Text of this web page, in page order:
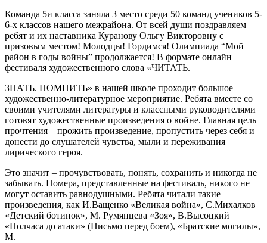
Команда 5и класса заняла 3 место среди 50 команд учеников 5-
6-х классов нашего межрайона. От всей души поздравляем
ребят и их наставника Куранову Ольгу Викторовну с
призовым местом! Молодцы! Гордимся! Олимпиада “Мой
район в годы войны” продолжается! В формате онлайн
фестиваля художественного слова «ЧИТАТЬ.
ЗНАТЬ. ПОМНИТЬ» в нашей школе проходит большое
художественно-литературное мероприятие. Ребята вместе со
своими учителями литературы и классными руководителями
готовят художественные произведения о войне. Главная цель
прочтения – прожить произведение, пропустить через себя и
донести до слушателей чувства, мыли и переживания
лирического героя.
Это значит – прочувствовать, понять, сохранить и никогда не
забывать. Номера, представленные на фестиваль, никого не
могут оставить равнодушными. Ребята читали такие
произведения, как И.Ващенко «Великая война», С.Михалков
«Детский ботинок», М. Румянцева «Зоя», В.Высоцкий
«Полчаса до атаки» (Письмо перед боем), «Братские могилы»,
М.